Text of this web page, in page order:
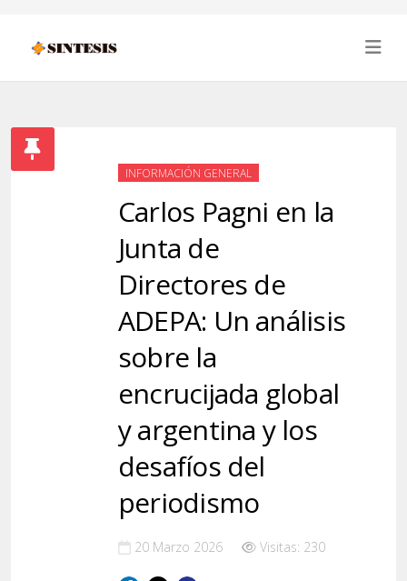
INFORMACIÓN GENERAL
Carlos Pagni en la
Junta de
Directores de
ADEPA: Un análisis
sobre la
encrucijada global
y argentina y los
desafíos del
periodismo
20 Marzo 2026 Visitas: 230